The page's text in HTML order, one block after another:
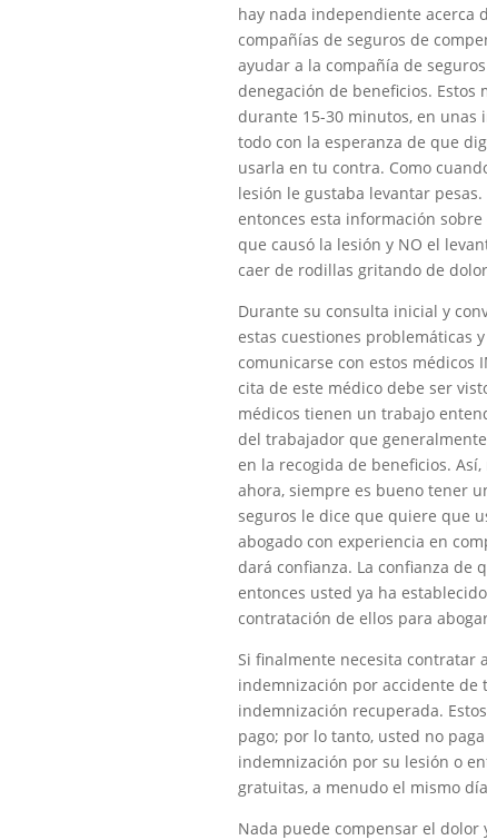
hay nada independiente acerca
compañías de seguros de
ayudar a la compañía de
denegación de beneficios.
durante 15-30 minutos, en unas
todo con la esperanza de que
usarla en tu contra. Como
lesión le gustaba levantar
entonces esta información
que causó la lesión y NO el
caer de rodillas gritando de
Durante su consulta inicial y
estas cuestiones problemáticas
comunicarse con estos médicos
cita de este médico debe ser
médicos tienen un trabajo
del trabajador que
en la recogida de beneficios.
ahora, siempre es bueno tener
seguros le dice que quiere que
abogado con experiencia en
dará confianza. La confianza de
entonces usted ya ha
contratación de ellos para
Si finalmente necesita contratar
indemnización por accidente de
indemnización recuperada.
pago; por lo tanto, usted no
indemnización por su lesión o
gratuitas, a menudo el mismo
Nada puede compensar el